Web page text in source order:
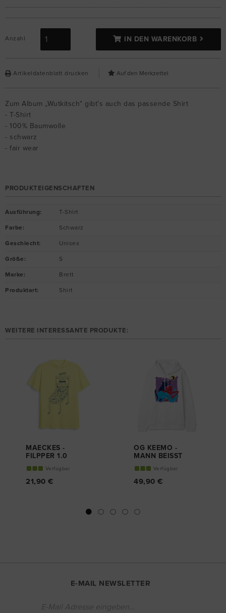
Anzahl IN DEN WARENKORB
Artikeldatenblatt drucken
Zum Album „Wutkitsch" gibt's auch das passende Shirt
- T-Shirt
- 100% Baumwolle
- schwarz
- fair wear
PRODUKTEIGENSCHAFTEN
Ausführung: T-Shirt
Farbe : Schwarz
Geschlecht: Unisex
Größe : S
Marke : Brett
Produktart: Shirt
WEITERE INTERESSANTE PRODUKTE:
MAECKES -
FILPPER 1.0
Verfügbar
21,90 €
OG KEEMO -
MANN BEISST
HOODYVerfügbar
49,90 €
E-MAIL NEWSLETTER